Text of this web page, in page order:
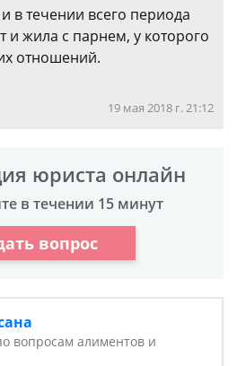
в течении всего периода
и жила с парнем, у которого
отношений.
19 мая 2018 г. 21:12
юриста онлайн
в течении 15 минут
вопрос
вопросам алиментов и